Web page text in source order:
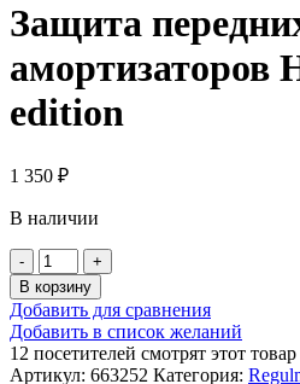
Защита
амортизаторов
edition
1 350 ₽
В наличии
Количество
товара
Защита
передних
амортизаторов
Holeshot
В корзину
Добавить для сравнения
Добавить в список желаний
12 посетителей смотрят этот
Артикул: 663252 Категория: